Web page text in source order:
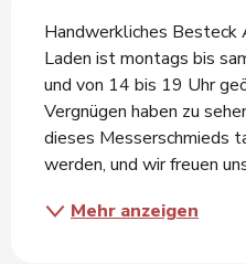
Handwerkliches
Laden ist montags bis
und von 14 bis 19 Uhr
Vergnügen haben zu
dieses Messerschmieds
werden, und wir freuen
Mehr anzeigen